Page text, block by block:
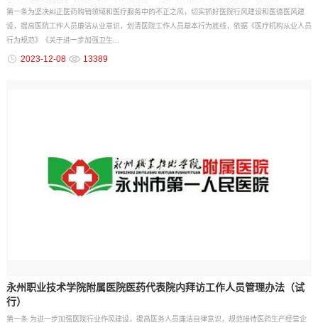
第一条为坚决纠正医药购销领域和医疗服务中的不正之风，切实抓好医院行风建设和医德医风建
设，提高医院工作人员廉洁从业意识，划清医院工作人员基本行为底线，依据《医疗机构从业人员
行为规范》《关于进一步加强卫生...
2023-12-08 13389
永州职业技术学院附属医院医药代表院内拜访工作人员管理办法（试
行）
第一条 为进一步加强医院行业作风建设，提高医务人员廉洁自律意识，规范接待医药生产经营企